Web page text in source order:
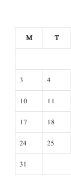
M
T
3
4
10
11
17
18
24
25
31